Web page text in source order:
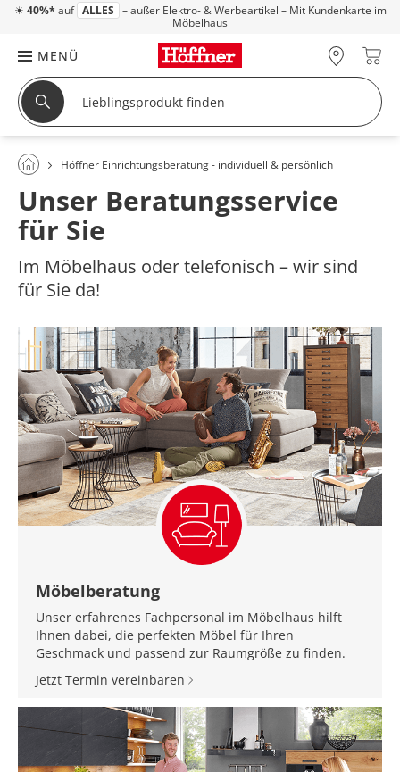
☀ 40%* auf ALLES – außer Elektro- & Werbeartikel – Mit Kundenkarte im
Möbelhaus
MENÜ
Höffner Einrichtungsberatung - individuell & persönlich
Unser Beratungsservice
für Sie
Im Möbelhaus oder telefonisch – wir sind
für Sie da!
Möbelberatung
Unser erfahrenes Fachpersonal im Möbelhaus hilft
Ihnen dabei, die perfekten Möbel für Ihren
Geschmack und passend zur Raumgröße zu finden.
Jetzt Termin vereinbaren